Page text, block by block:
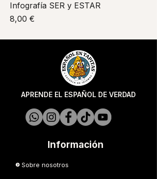
Infografía SER y ESTAR
Precio
8,00 €
APRENDE EL ESPAÑOL DE VERDAD
Información
Sobre nosotros